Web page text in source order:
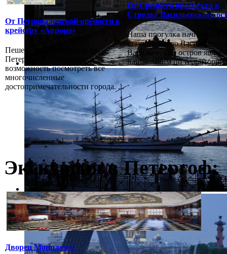
От Петропаловской крепости к
крейсеру «Аврора»
Пешеходные экскурсии по
Петербургу – отличная
возможность посмотреть все
многочисленные
достопримечательности города. ...
От Среднего проспекта к
Стрелке Васильевского
Наша прогулка начинается
станции метро
Васильевский остров
наибольшим по территории
Экскурсия в Петергоф:
Дворец Монплезир